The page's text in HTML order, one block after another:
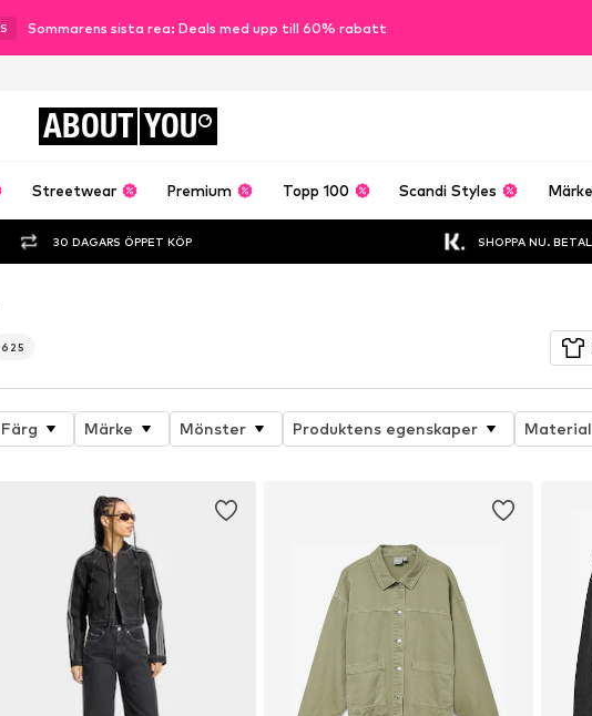
S Sommarens sista rea: Deals med upp till 60% rabatt
ABOUT YOU
Streetwear Premium Topp 100 Scandi Styles
30 DAGARS ÖPPET KÖP SHOPPA NU.
625
Färg Märke Mönster Produktens egenskaper Material